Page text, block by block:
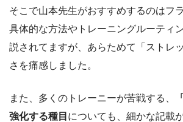
そこで山本先生がおすすめするのはフ
具体的な方法やトレーニングルーティ
説されてますが、あらためて「ストレ
さを痛感しました。
また、多くのトレーニーが苦戦する、
強化する種目 についても、細かな記載